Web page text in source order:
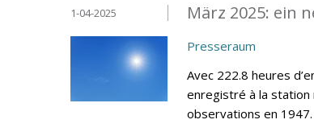
März 2025: ein
1-04-2025
Presseraum
Avec 222.8 heures
enregistré à la station
observations en 1947.